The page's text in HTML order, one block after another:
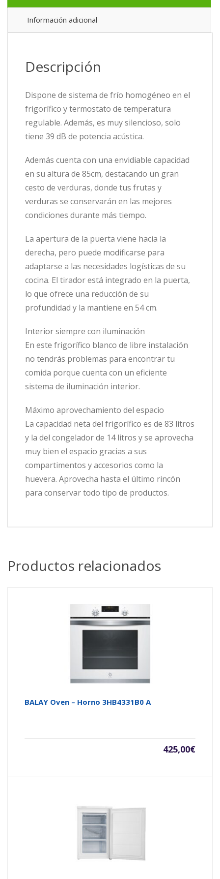
Información adicional
Descripción
Dispone de sistema de frío homogéneo en el
frigorífico y termostato de temperatura
regulable. Además, es muy silencioso, solo
tiene 39 dB de potencia acústica.
Además cuenta con una envidiable capacidad
en su altura de 85cm, destacando un gran
cesto de verduras, donde tus frutas y
verduras se conservarán en las mejores
condiciones durante más tiempo.
La apertura de la puerta viene hacia la
derecha, pero puede modificarse para
adaptarse a las necesidades logísticas de su
cocina. El tirador está integrado en la puerta,
lo que ofrece una reducción de su
profundidad y la mantiene en 54 cm.
Interior siempre con iluminación
En este frigorífico blanco de libre instalación
no tendrás problemas para encontrar tu
comida porque cuenta con un eficiente
sistema de iluminación interior.
Máximo aprovechamiento del espacio
La capacidad neta del frigorífico es de 83 litros
y la del congelador de 14 litros y se aprovecha
muy bien el espacio gracias a sus
compartimentos y accesorios como la
huevera. Aprovecha hasta el último rincón
para conservar todo tipo de productos.
Productos relacionados
BALAY Oven – Horno 3HB4331B0 A
425,00€